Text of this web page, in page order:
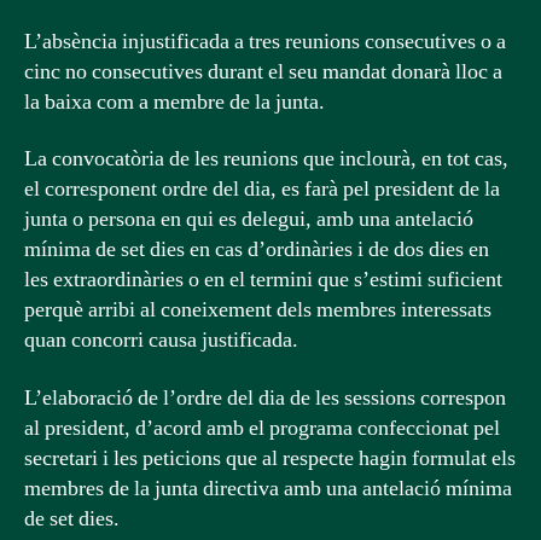
L’absència injustificada a tres reunions consecutives o a
cinc no consecutives durant el seu mandat donarà lloc a
la baixa com a membre de la junta.
La convocatòria de les reunions que inclourà, en tot cas,
el corresponent ordre del dia, es farà pel president de la
junta o persona en qui es delegui, amb una antelació
mínima de set dies en cas d’ordinàries i de dos dies en
les extraordinàries o en el termini que s’estimi suficient
perquè arribi al coneixement dels membres interessats
quan concorri causa justificada.
L’elaboració de l’ordre del dia de les sessions correspon
al president, d’acord amb el programa confeccionat pel
secretari i les peticions que al respecte hagin formulat els
membres de la junta directiva amb una antelació mínima
de set dies.